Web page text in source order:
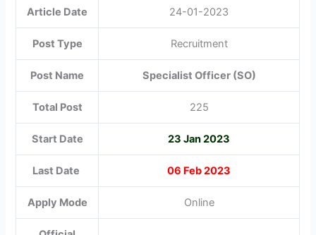
Article Date 24-01-2023
Post Type Recruitment
Post Name Specialist Officer (SO)
Total Post 225
Start Date 23 Jan 2023
Last Date 06 Feb 2023
Apply Mode Online